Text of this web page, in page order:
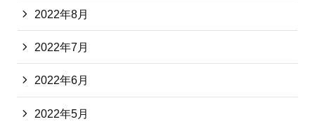
2022年8月
2022年7月
2022年6月
2022年5月